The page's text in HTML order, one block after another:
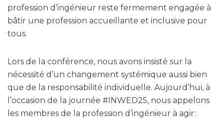
profession d’ingénieur reste fermement engagée à
bâtir une profession accueillante et inclusive pour
tous.
Lors de la conférence, nous avons insisté sur la
nécessité d’un changement systémique aussi bien
que de la responsabilité individuelle. Aujourd’hui, à
l’occasion de la journée #INWED25, nous appelons
les membres de la profession d’ingénieur à agir :